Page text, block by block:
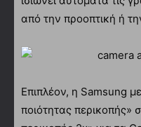
από την προοπτική ή
Επιπλέον, η Samsung
ποιότητας περικοπής»